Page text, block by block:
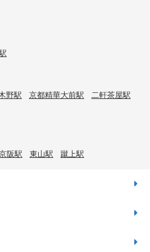
野駅 京都精華大前駅
二軒茶屋駅
阪駅 東山駅 蹴上駅